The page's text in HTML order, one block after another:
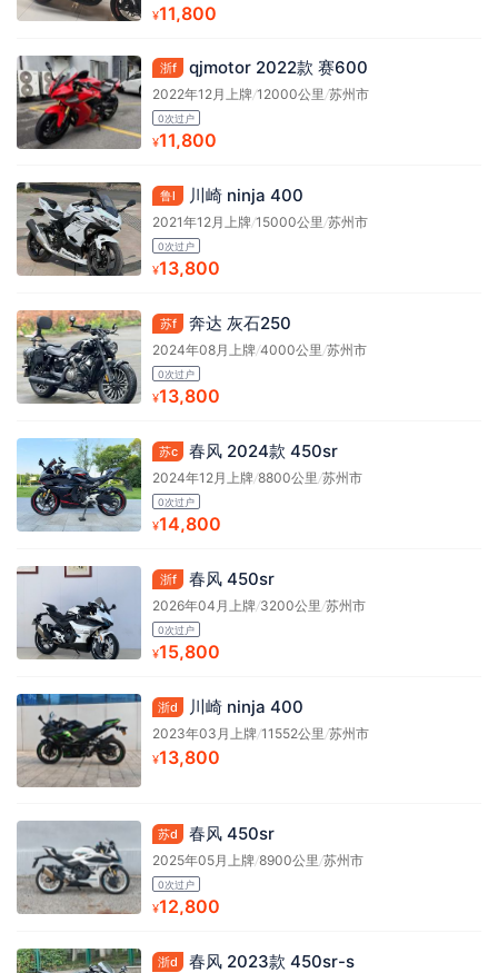
¥11,800
浙f qjmotor 2022款 赛600
2022年12月上牌/12000公里/苏州市
0次过户
¥11,800
鲁l 川崎 ninja 400
2021年12月上牌/15000公里/苏州市
0次过户
¥13,800
苏f 奔达 灰石250
2024年08月上牌/4000公里/苏州市
0次过户
¥13,800
苏c 春风 2024款 450sr
2024年12月上牌/8800公里/苏州市
0次过户
¥14,800
浙f 春风 450sr
2026年04月上牌/3200公里/苏州市
0次过户
¥15,800
浙d 川崎 ninja 400
2023年03月上牌/11552公里/苏州市
¥13,800
苏d 春风 450sr
2025年05月上牌/8900公里/苏州市
0次过户
¥12,800
浙d 春风 2023款 450sr-s